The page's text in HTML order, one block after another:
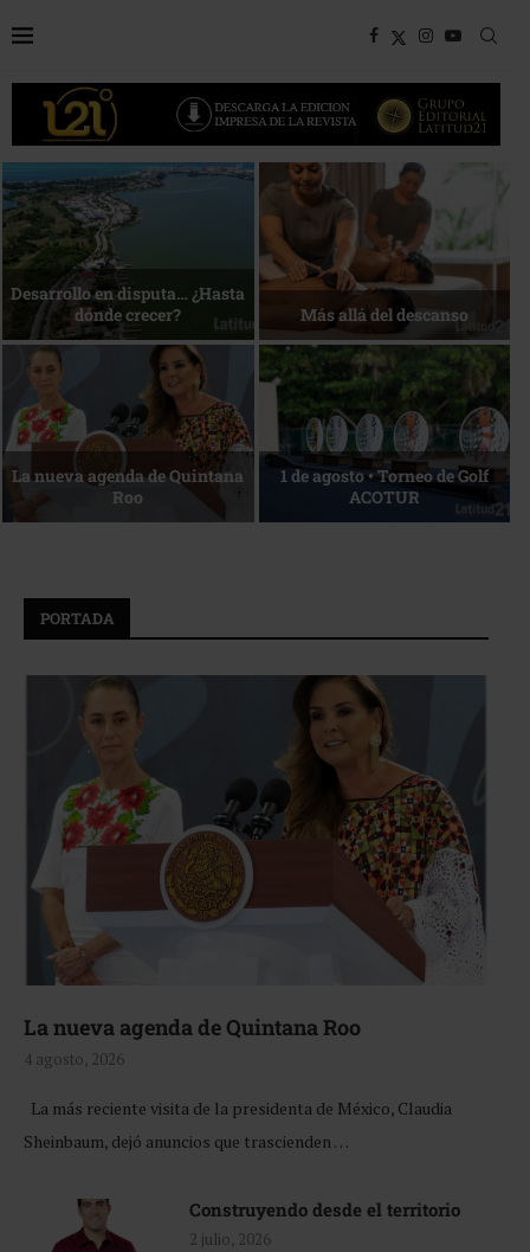
Bottega, un viaje servido a la
mesa
Energía que Impulsa la
competitividad
Reconocimiento de viajeros La esencia del servicio
PORTADA
La nueva agenda de Quintana Roo
4 agosto, 2026
La más reciente visita de la presidenta de México, Claudia
Sheinbaum, dejó anuncios que trascienden …
Construyendo desde el territorio
2 julio, 2026